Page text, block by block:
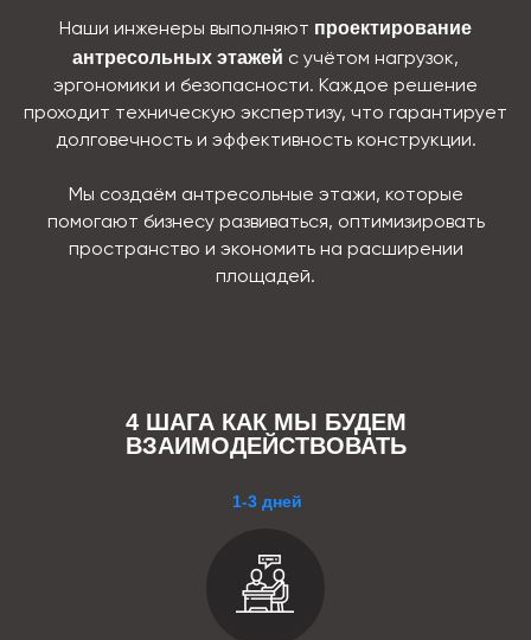
Наши инженеры выполняют проектирование
антресольных этажей с учётом нагрузок,
эргономики и безопасности. Каждое решение
проходит техническую экспертизу, что гарантирует
долговечность и эффективность конструкции.
Мы создаём антресольные этажи, которые
помогают бизнесу развиваться, оптимизировать
пространство и экономить на расширении
площадей.
4 ШАГА КАК МЫ БУДЕМ
ВЗАИМОДЕЙСТВОВАТЬ
1-3 дней